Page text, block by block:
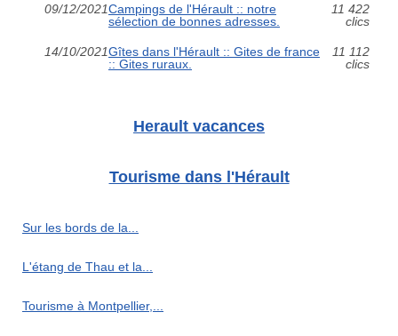
09/12/2021Campings de l'Hérault :: notre
sélection de bonnes adresses.
11 422
clics
14/10/2021Gîtes dans l'Hérault :: Gites de france
:: Gites ruraux.
11 112
clics
Herault vacances
Tourisme dans l'Hérault
Sur les bords de la...
L'étang de Thau et la...
Tourisme à Montpellier,...